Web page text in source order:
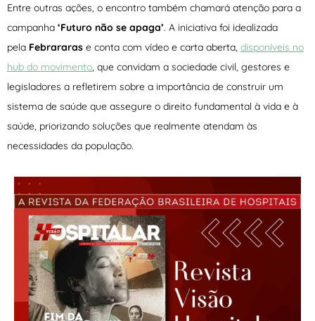
Entre outras ações, o encontro também chamará atenção para a
campanha ‘Futuro não se apaga’. A iniciativa foi idealizada
pela Febrararas e conta com vídeo e carta aberta, disponíveis no
hub do movimento, que convidam a sociedade civil, gestores e
legisladores a refletirem sobre a importância de construir um
sistema de saúde que assegure o direito fundamental à vida e à
saúde, priorizando soluções que realmente atendam às
necessidades da população.